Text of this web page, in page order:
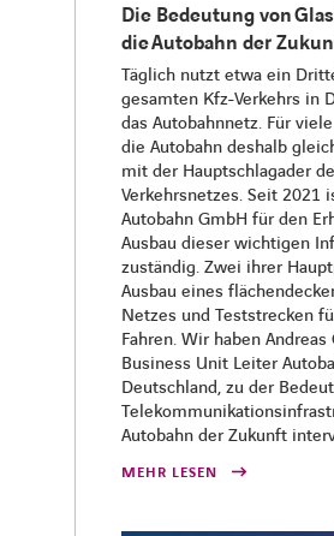
Die Bedeutung von
die Autobahn der
​​Täglich nutzt etwa ein
gesamten Kfz-Verkehrs in
das Autobahnnetz. Für
die Autobahn deshalb
mit der Hauptschlagader
Verkehrsnetzes. Seit 2021
Autobahn GmbH für den
Ausbau dieser wichtigen
zuständig. Zwei ihrer
Ausbau eines
Netzes und Teststrecken
Fahren. Wir haben Andreas
Business Unit Leiter
Deutschland, zu der
Autobahn der Zukunft
MEHR LESEN